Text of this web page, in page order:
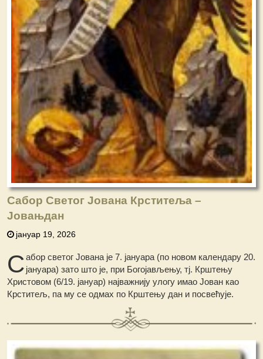
Сабор Светог Јована Крститеља –
Јовањдан
јануар 19, 2026
Сабор светог Јована је 7. јануара (по новом календару 20.
јануара) зато што је, при Богојављењу, тј. Крштењу
Христовом (6/19. јануар) најважнију улогу имао Јован као
Крститељ, па му се одмах по Крштењу дан и посвећује.